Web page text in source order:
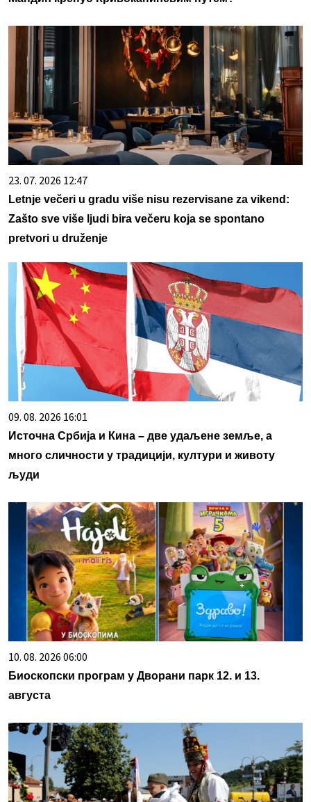
23. 07. 2026 12:47
Letnje večeri u gradu više nisu rezervisane za vikend:
Zašto sve više ljudi bira večeru koja se spontano
pretvori u druženje
09. 08. 2026 16:01
Источна Србија и Кина – две удаљене земље, а
много сличности у традицији, култури и животу
људи
10. 08. 2026 06:00
Биоскопски програм у Дворани парк 12. и 13.
августа